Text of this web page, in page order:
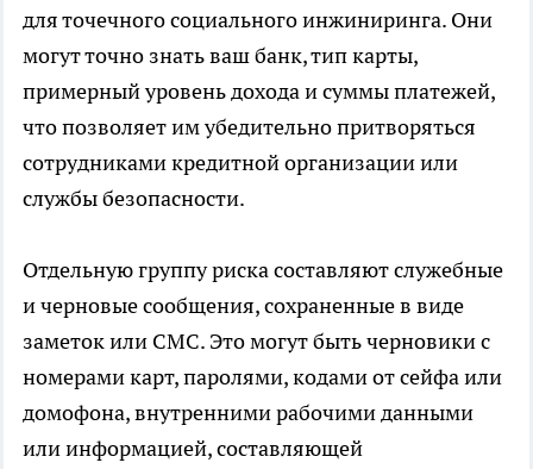
для точечного социального инжиниринга. Они
могут точно знать ваш банк, тип карты,
примерный уровень дохода и суммы платежей,
что позволяет им убедительно притворяться
сотрудниками кредитной организации или
службы безопасности.
Отдельную группу риска составляют служебные
и черновые сообщения, сохраненные в виде
заметок или СМС. Это могут быть черновики с
номерами карт, паролями, кодами от сейфа или
домофона, внутренними рабочими данными
или информацией, составляющей